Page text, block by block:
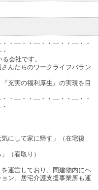
・―・・―・・―・・―・・
会社です。
んたちのワークライフバラン
充実の福利厚生』の実現を目
・―・・―・・―・・―・・
にして家に帰す」（在宅復
（看取り）
運営しており、同建物内にヘ
ン、居宅介護支援事業所も運